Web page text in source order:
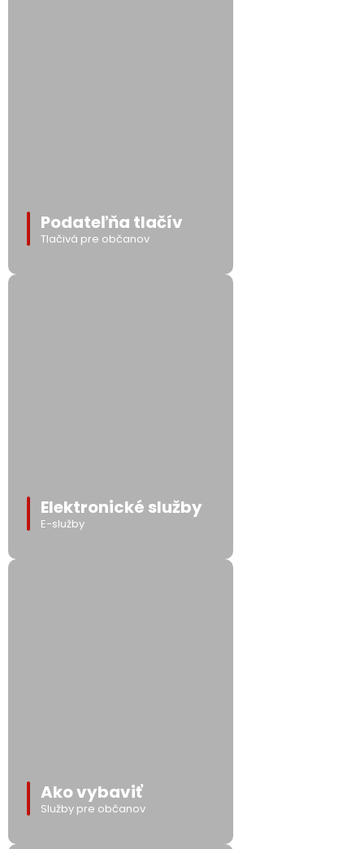
Podateľňa tlačív
Tlačivá pre občanov
Elektronické služby
E-služby
Ako vybaviť
Služby pre občanov